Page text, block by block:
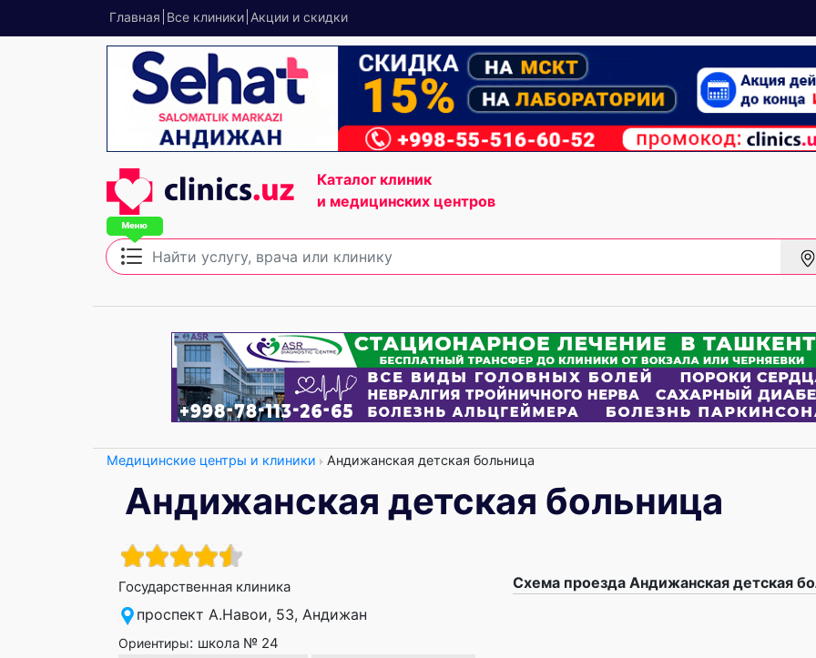
Главная Все клиники Акции и скидки
Каталог клиник
и медицинских центров
Медицинские центры и клиники Андижанская детская больница
Андижанская детская больница
Государственная клиника
проспект А.Навои, 53, Андижан
Ориентиры: школа № 24
Схема проезда Андижанская детская